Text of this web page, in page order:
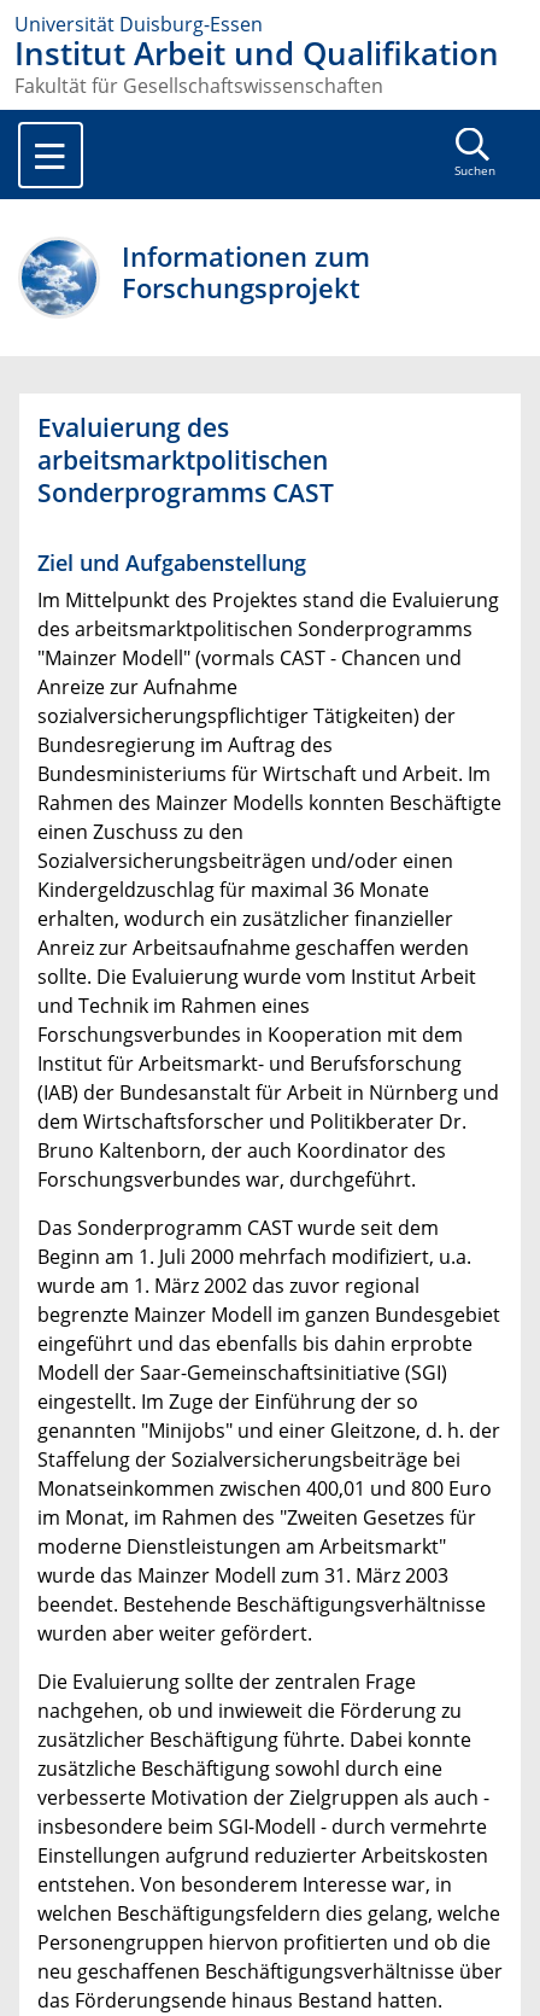
Universität Duisburg-Essen
Institut Arbeit und Qualifikation
Fakultät für Gesellschaftswissenschaften
Suchen
Informationen zum
Forschungsprojekt
Evaluierung des
arbeitsmarktpolitischen
Sonderprogramms CAST
Ziel und Aufgabenstellung
Im Mittelpunkt des Projektes stand die Evaluierung
des arbeitsmarktpolitischen Sonderprogramms
"Mainzer Modell" (vormals CAST - Chancen und
Anreize zur Aufnahme
sozialversicherungspflichtiger Tätigkeiten) der
Bundesregierung im Auftrag des
Bundesministeriums für Wirtschaft und Arbeit. Im
Rahmen des Mainzer Modells konnten Beschäftigte
einen Zuschuss zu den
Sozialversicherungsbeiträgen und/oder einen
Kindergeldzuschlag für maximal 36 Monate
erhalten, wodurch ein zusätzlicher finanzieller
Anreiz zur Arbeitsaufnahme geschaffen werden
sollte. Die Evaluierung wurde vom Institut Arbeit
und Technik im Rahmen eines
Forschungsverbundes in Kooperation mit dem
Institut für Arbeitsmarkt- und Berufsforschung
(IAB) der Bundesanstalt für Arbeit in Nürnberg und
dem Wirtschaftsforscher und Politikberater Dr.
Bruno Kaltenborn, der auch Koordinator des
Forschungsverbundes war, durchgeführt.
Das Sonderprogramm CAST wurde seit dem
Beginn am 1. Juli 2000 mehrfach modifiziert, u.a.
wurde am 1. März 2002 das zuvor regional
begrenzte Mainzer Modell im ganzen Bundesgebiet
eingeführt und das ebenfalls bis dahin erprobte
Modell der Saar-Gemeinschaftsinitiative (SGI)
eingestellt. Im Zuge der Einführung der so
genannten "Minijobs" und einer Gleitzone, d. h. der
Staffelung der Sozialversicherungsbeiträge bei
Monatseinkommen zwischen 400,01 und 800 Euro
im Monat, im Rahmen des "Zweiten Gesetzes für
moderne Dienstleistungen am Arbeitsmarkt"
wurde das Mainzer Modell zum 31. März 2003
beendet. Bestehende Beschäftigungsverhältnisse
wurden aber weiter gefördert.
Die Evaluierung sollte der zentralen Frage
nachgehen, ob und inwieweit die Förderung zu
zusätzlicher Beschäftigung führte. Dabei konnte
zusätzliche Beschäftigung sowohl durch eine
verbesserte Motivation der Zielgruppen als auch -
insbesondere beim SGI-Modell - durch vermehrte
Einstellungen aufgrund reduzierter Arbeitskosten
entstehen. Von besonderem Interesse war, in
welchen Beschäftigungsfeldern dies gelang, welche
Personengruppen hiervon profitierten und ob die
neu geschaffenen Beschäftigungsverhältnisse über
das Förderungsende hinaus Bestand hatten.